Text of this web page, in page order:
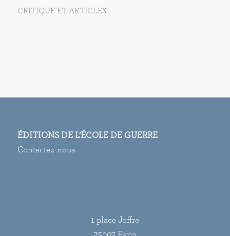
CRITIQUE ET ARTICLES
ÉDITIONS DE L’ÉCOLE DE GUERRE
Contactez-nous
1 place Joffre
75007 Paris